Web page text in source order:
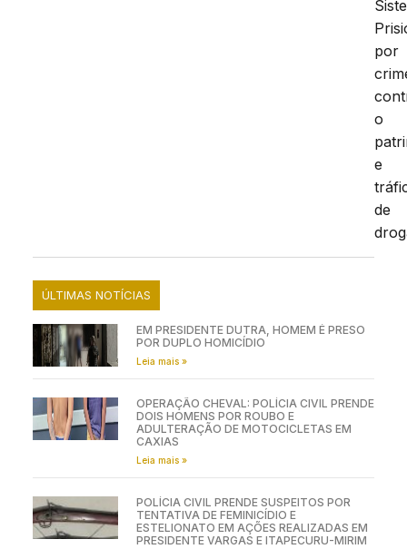
por
o
e
de
ÚLTIMAS NOTÍCIAS
EM PRESIDENTE DUTRA, HOMEM É PRESO
POR DUPLO HOMICÍDIO
Leia mais »
OPERAÇÃO CHEVAL: POLÍCIA CIVIL PRENDE
DOIS HOMENS POR ROUBO E
ADULTERAÇÃO DE MOTOCICLETAS EM
CAXIAS
Leia mais »
POLÍCIA CIVIL PRENDE SUSPEITOS POR
TENTATIVA DE FEMINICÍDIO E
ESTELIONATO EM AÇÕES REALIZADAS EM
PRESIDENTE VARGAS E ITAPECURU-MIRIM